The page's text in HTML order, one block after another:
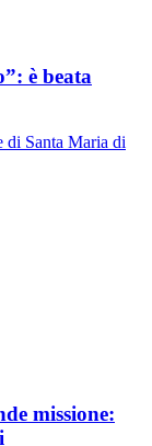
è beata
di Santa Maria di
missione: